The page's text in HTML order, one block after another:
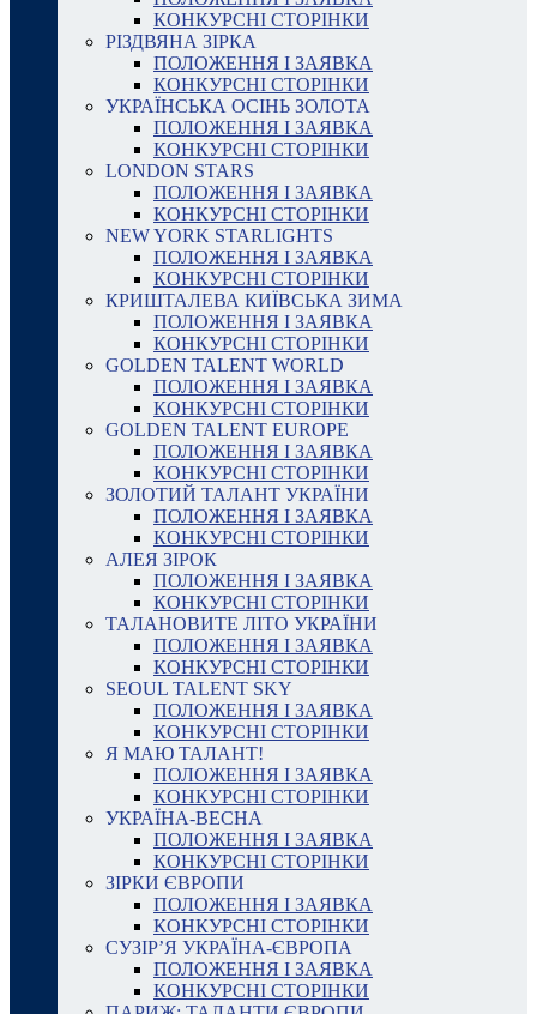
КОНКУРСНІ СТОРІНКИ
РІЗДВЯНА ЗІРКА
ПОЛОЖЕННЯ І ЗАЯВКА
КОНКУРСНІ СТОРІНКИ
УКРАЇНСЬКА ОСІНЬ ЗОЛОТА
ПОЛОЖЕННЯ І ЗАЯВКА
КОНКУРСНІ СТОРІНКИ
LONDON STARS
ПОЛОЖЕННЯ І ЗАЯВКА
КОНКУРСНІ СТОРІНКИ
NEW YORK STARLIGHTS
ПОЛОЖЕННЯ І ЗАЯВКА
КОНКУРСНІ СТОРІНКИ
КРИШТАЛЕВА КИЇВСЬКА ЗИМА
ПОЛОЖЕННЯ І ЗАЯВКА
КОНКУРСНІ СТОРІНКИ
GOLDEN TALENT WORLD
ПОЛОЖЕННЯ І ЗАЯВКА
КОНКУРСНІ СТОРІНКИ
GOLDEN TALENT EUROPE
ПОЛОЖЕННЯ І ЗАЯВКА
КОНКУРСНІ СТОРІНКИ
ЗОЛОТИЙ ТАЛАНТ УКРАЇНИ
ПОЛОЖЕННЯ І ЗАЯВКА
КОНКУРСНІ СТОРІНКИ
АЛЕЯ ЗІРОК
ПОЛОЖЕННЯ І ЗАЯВКА
КОНКУРСНІ СТОРІНКИ
ТАЛАНОВИТЕ ЛІТО УКРАЇНИ
ПОЛОЖЕННЯ І ЗАЯВКА
КОНКУРСНІ СТОРІНКИ
SEOUL TALENT SKY
ПОЛОЖЕННЯ І ЗАЯВКА
КОНКУРСНІ СТОРІНКИ
Я МАЮ ТАЛАНТ!
ПОЛОЖЕННЯ І ЗАЯВКА
КОНКУРСНІ СТОРІНКИ
УКРАЇНА-ВЕСНА
ПОЛОЖЕННЯ І ЗАЯВКА
КОНКУРСНІ СТОРІНКИ
ЗІРКИ ЄВРОПИ
ПОЛОЖЕННЯ І ЗАЯВКА
КОНКУРСНІ СТОРІНКИ
СУЗІР’Я УКРАЇНА-ЄВРОПА
ПОЛОЖЕННЯ І ЗАЯВКА
КОНКУРСНІ СТОРІНКИ